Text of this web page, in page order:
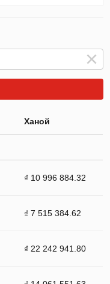
Ханой
₫ 10 996 884.32
₫ 7 515 384.62
₫ 22 242 941.80